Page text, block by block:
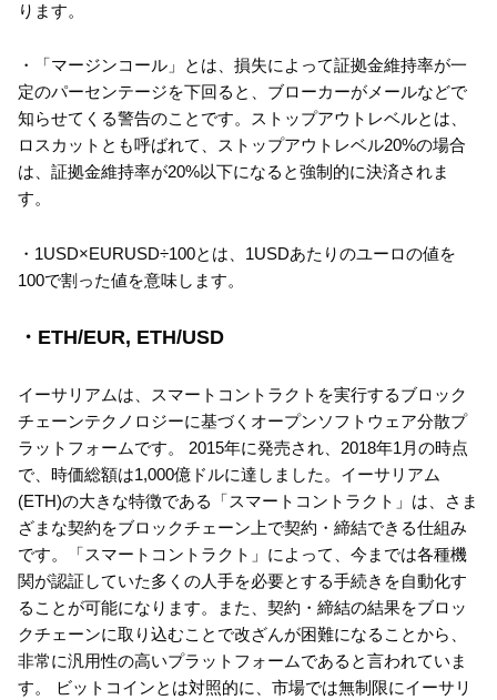
ります。
・「マージンコール」とは、損失によって証拠金維持率が一
定のパーセンテージを下回ると、ブローカーがメールなどで
知らせてくる警告のことです。ストップアウトレベルとは、
ロスカットとも呼ばれて、ストップアウトレベル20%の場合
は、証拠金維持率が20%以下になると強制的に決済されま
す。
・1USD×EURUSD÷100とは、1USDあたりのユーロの値を
100で割った値を意味します。
・ETH/EUR, ETH/USD
イーサリアムは、スマートコントラクトを実行するブロック
チェーンテクノロジーに基づくオープンソフトウェア分散プ
ラットフォームです。 2015年に発売され、2018年1月の時点
で、時価総額は1,000億ドルに達しました。イーサリアム
(ETH)の大きな特徴である「スマートコントラクト」は、さま
ざまな契約をブロックチェーン上で契約・締結できる仕組み
です。「スマートコントラクト」によって、今までは各種機
関が認証していた多くの人手を必要とする手続きを自動化す
ることが可能になります。また、契約・締結の結果をブロッ
クチェーンに取り込むことで改ざんが困難になることから、
非常に汎用性の高いプラットフォームであると言われていま
す。 ビットコインとは対照的に、市場では無制限にイーサリ